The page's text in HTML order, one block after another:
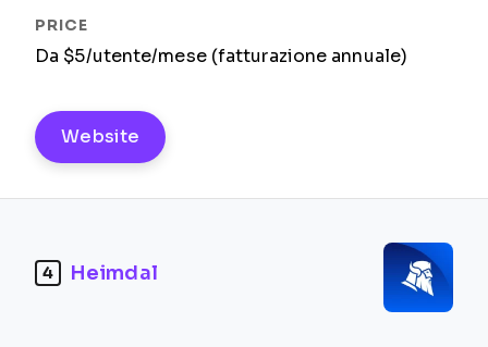
Da $5/utente/mese (fatturazione annuale)
Website
4 Heimdal